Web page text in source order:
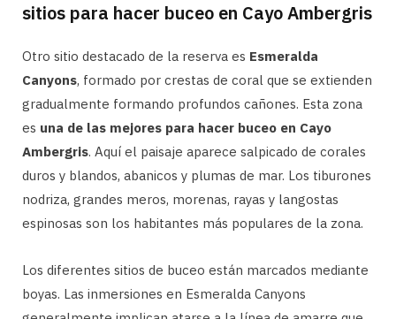
sitios para hacer buceo en Cayo Ambergris
Otro sitio destacado de la reserva es Esmeralda
Canyons, formado por crestas de coral que se extienden
gradualmente formando profundos cañones. Esta zona
es una de las mejores para hacer buceo en Cayo
Ambergris. Aquí el paisaje aparece salpicado de corales
duros y blandos, abanicos y plumas de mar. Los tiburones
nodriza, grandes meros, morenas, rayas y langostas
espinosas son los habitantes más populares de la zona.
Los diferentes sitios de buceo están marcados mediante
boyas. Las inmersiones en Esmeralda Canyons